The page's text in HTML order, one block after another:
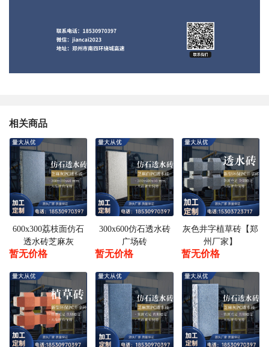
相关商品
600x300荔枝面仿石
透水砖芝麻灰
暂无价格
300x600仿石透水砖
广场砖
暂无价格
灰色井字植草砖【郑
州厂家】
暂无价格